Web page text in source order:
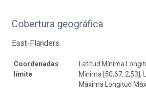
Cobertura geográfica
East-Flanders
Coordenadas
límite
Latitud Mínima
Mínima [50,67, 2,53],
Máxima Longitud